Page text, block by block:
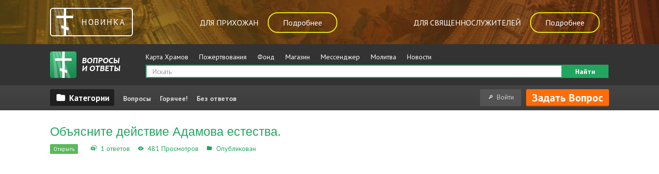
НОВИНКА ДЛЯ ПРИХОЖАН Подробнее ДЛЯ СВЯЩЕННОСЛУЖИТЕЛЕЙ Подробнее
Карта Храмов Пожертвования Фонд Магазин Мессенджер Молитва
Новости
Найти
Вопросы Горячее! Без ответов Войти Задать Вопрос
Объясните действие Адамова естества.
Открыть 1 ответов 481 Просмотров Опубликован